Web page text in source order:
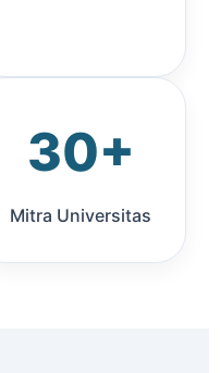
30+
Mitra Universitas